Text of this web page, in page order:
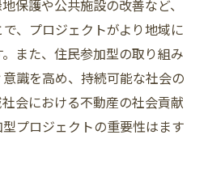
保護や公共施設の改善など、
、プロジェクトがより地域に
また、住民参加型の取り組み
識を高め、持続可能な社会の
会における不動産の社会貢献
プロジェクトの重要性はます